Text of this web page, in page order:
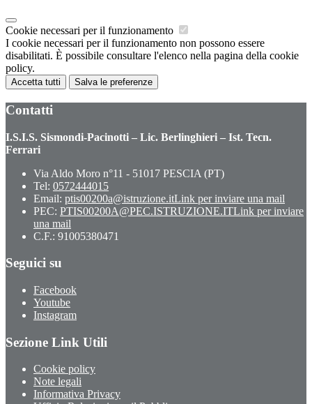
Cookie necessari per il funzionamento
I cookie necessari per il funzionamento non possono essere
disabilitati. È possibile consultare l'elenco nella pagina della cookie
policy.
Accetta tutti Salva le preferenze
Contatti
I.S.I.S. Sismondi-Pacinotti – Lic. Berlinghieri – Ist. Tecn.
Ferrari
Via Aldo Moro n°11 - 51017 PESCIA (PT)
Tel: 0572444015
Email: ptis00200a@istruzione.itLink per inviare una mail
PEC: PTIS00200A@PEC.ISTRUZIONE.ITLink per inviare
una mail
C.F.: 91005380471
Seguici su
Facebook
Youtube
Instagram
Sezione Link Utili
Cookie policy
Note legali
Informativa Privacy